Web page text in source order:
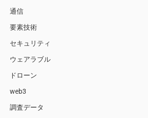
通信
要素技術
セキュリティ
ウェアラブル
ドローン
web3
調査データ